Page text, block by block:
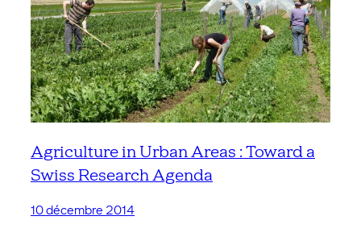
Agriculture in Urban Areas : Toward a
Swiss Research Agenda
10 décembre 2014